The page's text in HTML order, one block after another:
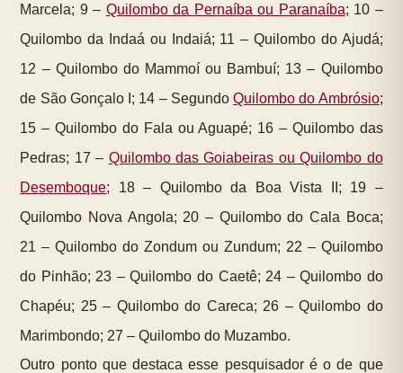
Marcela; 9 – Quilombo da Pernaíba ou Paranaíba; 10 –
Quilombo da Indaá ou Indaiá; 11 – Quilombo do Ajudá;
12 – Quilombo do Mammoí ou Bambuí; 13 – Quilombo
de São Gonçalo I; 14 – SegundoQuilombo do Ambrósio;
15 – Quilombo do Fala ou Aguapé; 16 – Quilombo das
Pedras; 17 – Quilombo das Goiabeiras ou Quilombo do
Desemboque; 18 – Quilombo da Boa Vista II; 19 –
Quilombo Nova Angola; 20 – Quilombo do Cala Boca;
21 – Quilombo do Zondum ou Zundum; 22 – Quilombo
do Pinhão; 23 – Quilombo do Caetê; 24 – Quilombo do
Chapéu; 25 – Quilombo do Careca; 26 – Quilombo do
Marimbondo; 27 – Quilombo do Muzambo.
Outro ponto que destaca esse pesquisador é o de que